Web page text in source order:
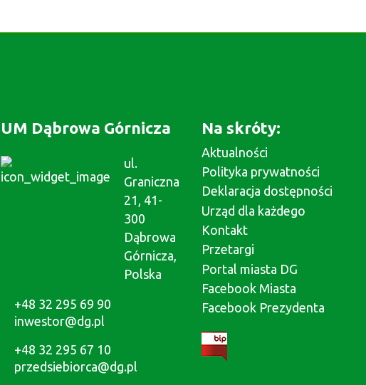
UM Dąbrowa Górnicza
ul.
Graniczna
21, 41-
300
Dąbrowa
Górnicza,
Polska
+48 32 295 69 90
inwestor@dg.pl
+48 32 295 67 10
przedsiebiorca@dg.pl
Na skróty:
Aktualności
Polityka prywatności
Deklaracja dostępności
Urząd dla każdego
Kontakt
Przetargi
Portal miasta DG
Facebook Miasta
Facebook Prezydenta